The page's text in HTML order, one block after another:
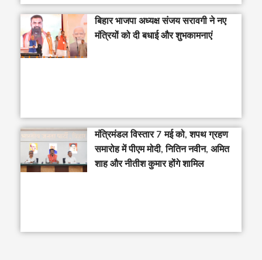
बिहार भाजपा अध्यक्ष संजय सरावगी ने नए
मंत्रियों को दी बधाई और शुभकामनाएं
मंत्रिमंडल विस्तार 7 मई को, शपथ ग्रहण
समारोह में पीएम मोदी, नितिन नवीन, अमित
शाह और नीतीश कुमार होंगे शामिल